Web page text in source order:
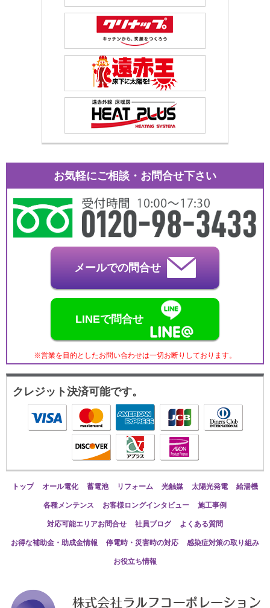
お気軽にご相談・お問合せ下さい
メールでの問合せ
LINEで問合せ
※営業を目的としたお問い合わせは一切お断りしております。
クレジット決済可能です。
トップ オール電化 蓄電池 リフォーム 光触媒 太陽光発電 給湯機
各種メンテンス お客様ロングインタビュー 施工事例
対応可能エリアお問合せ 社員ブログ よくある質問
お得な補助金・助成金情報 停電時・災害時の対応 感染症対策の取り組み
お役立ち情報